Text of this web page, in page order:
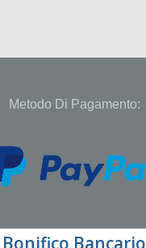
Metodo Di Pagamento:
Bonifico Bancario